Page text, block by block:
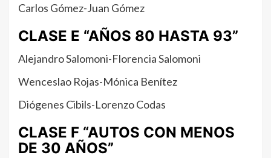
Carlos Gómez-Juan Gómez
CLASE E “AÑOS 80 HASTA 93”
Alejandro Salomoni-Florencia Salomoni
Wenceslao Rojas-Mónica Benítez
Diógenes Cibils-Lorenzo Codas
CLASE F “AUTOS CON MENOS
DE 30 AÑOS”